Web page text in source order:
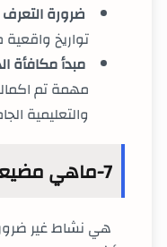
ضرورة
تواريخ
مبدأ مكافأة
مهمة تم
والتعليمية
7-ماهي مضيعات الوقت الجامعي؟
هي نشاط غير